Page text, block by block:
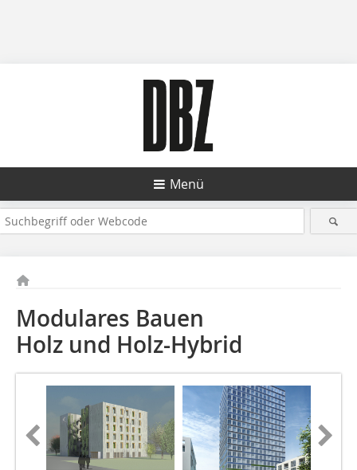
Menü
Modulares Bauen
Holz und Holz-Hybrid